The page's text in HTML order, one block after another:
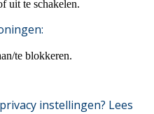
uit te schakelen.
te blokkeren.
instellingen? Lees